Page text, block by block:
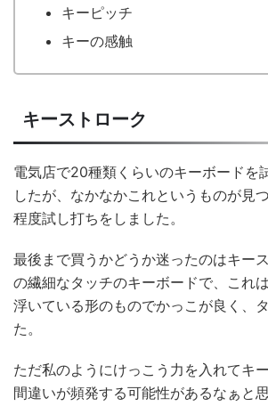
キーピッチ
キーの感触
キーストローク
電気店で20種類くらいのキーボードを
したが、なかなかこれというものが見
程度試し打ちをしました。
最後まで買うかどうか迷ったのはキー
の繊細なタッチのキーボードで、これ
浮いている形のものでかっこが良く、
た。
ただ私のようにけっこう力を入れてキ
間違いが頻発する可能性があるなぁと